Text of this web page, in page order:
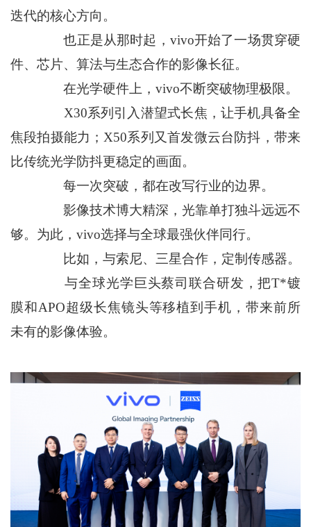
迭代的核心方向。
也正是从那时起，vivo开始了一场贯穿硬
件、芯片、算法与生态合作的影像长征。
在光学硬件上，vivo不断突破物理极限。
X30系列引入潜望式长焦，让手机具备全
焦段拍摄能力；X50系列又首发微云台防抖，带来
比传统光学防抖更稳定的画面。
每一次突破，都在改写行业的边界。
影像技术博大精深，光靠单打独斗远远不
够。为此，vivo选择与全球最强伙伴同行。
比如，与索尼、三星合作，定制传感器。
与全球光学巨头蔡司联合研发，把T*镀
膜和APO超级长焦镜头等移植到手机，带来前所
未有的影像体验。